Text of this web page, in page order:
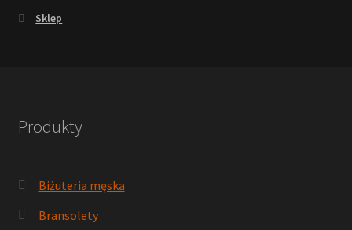
Sklep
Produkty
Biżuteria męska
Bransolety